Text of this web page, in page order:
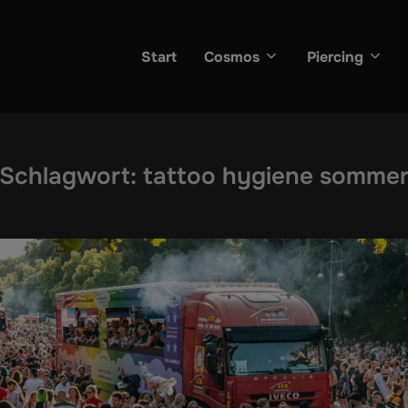
Start Cosmos Piercing
Schlagwort: tattoo hygiene sommer